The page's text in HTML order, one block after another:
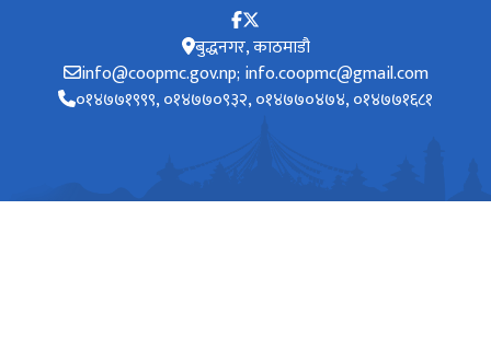
बुद्धनगर, काठमाडौ
info@coopmc.gov.np; info.coopmc@gmail.com
०१४७७१९९९, ०१४७७०९३२, ०१४७७०४७४, ०१४७७१६८१